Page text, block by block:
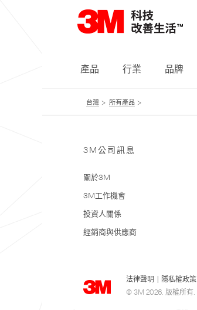
產品 行業 品牌
台灣 所有產品
3M公司訊息
關於3M
3M工作機會
投資人關係
經銷商與供應商
法律聲明 隱私權政策
© 3M 2026. 版權所有.